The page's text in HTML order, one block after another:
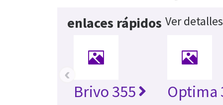
enlaces rápidos Ver
Brivo 355 Optima
‹